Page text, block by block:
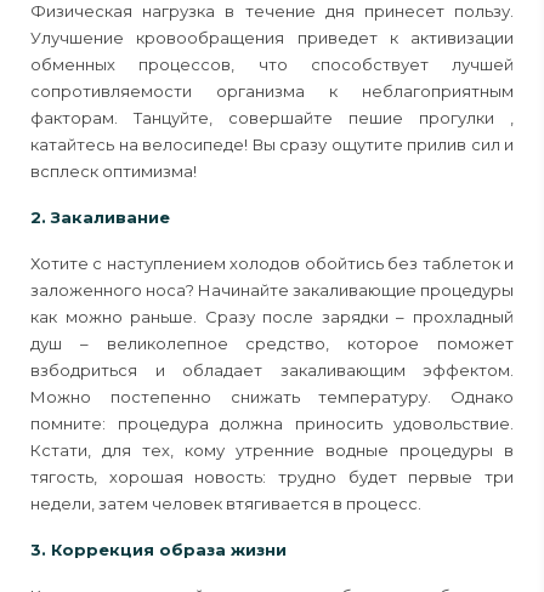
Физическая нагрузка в течение дня принесет пользу.
Улучшение кровообращения приведет к активизации
обменных процессов, что способствует лучшей
сопротивляемости организма к неблагоприятным
факторам. Танцуйте, совершайте пешие прогулки ,
катайтесь на велосипеде! Вы сразу ощутите прилив сил и
всплеск оптимизма!
2. Закаливание
Хотите с наступлением холодов обойтись без таблеток и
заложенного носа? Начинайте закаливающие процедуры
как можно раньше. Сразу после зарядки – прохладный
душ – великолепное средство, которое поможет
взбодриться и обладает закаливающим эффектом.
Можно постепенно снижать температуру. Однако
помните: процедура должна приносить удовольствие.
Кстати, для тех, кому утренние водные процедуры в
тягость, хорошая новость: трудно будет первые три
недели, затем человек втягивается в процесс.
3. Коррекция образа жизни